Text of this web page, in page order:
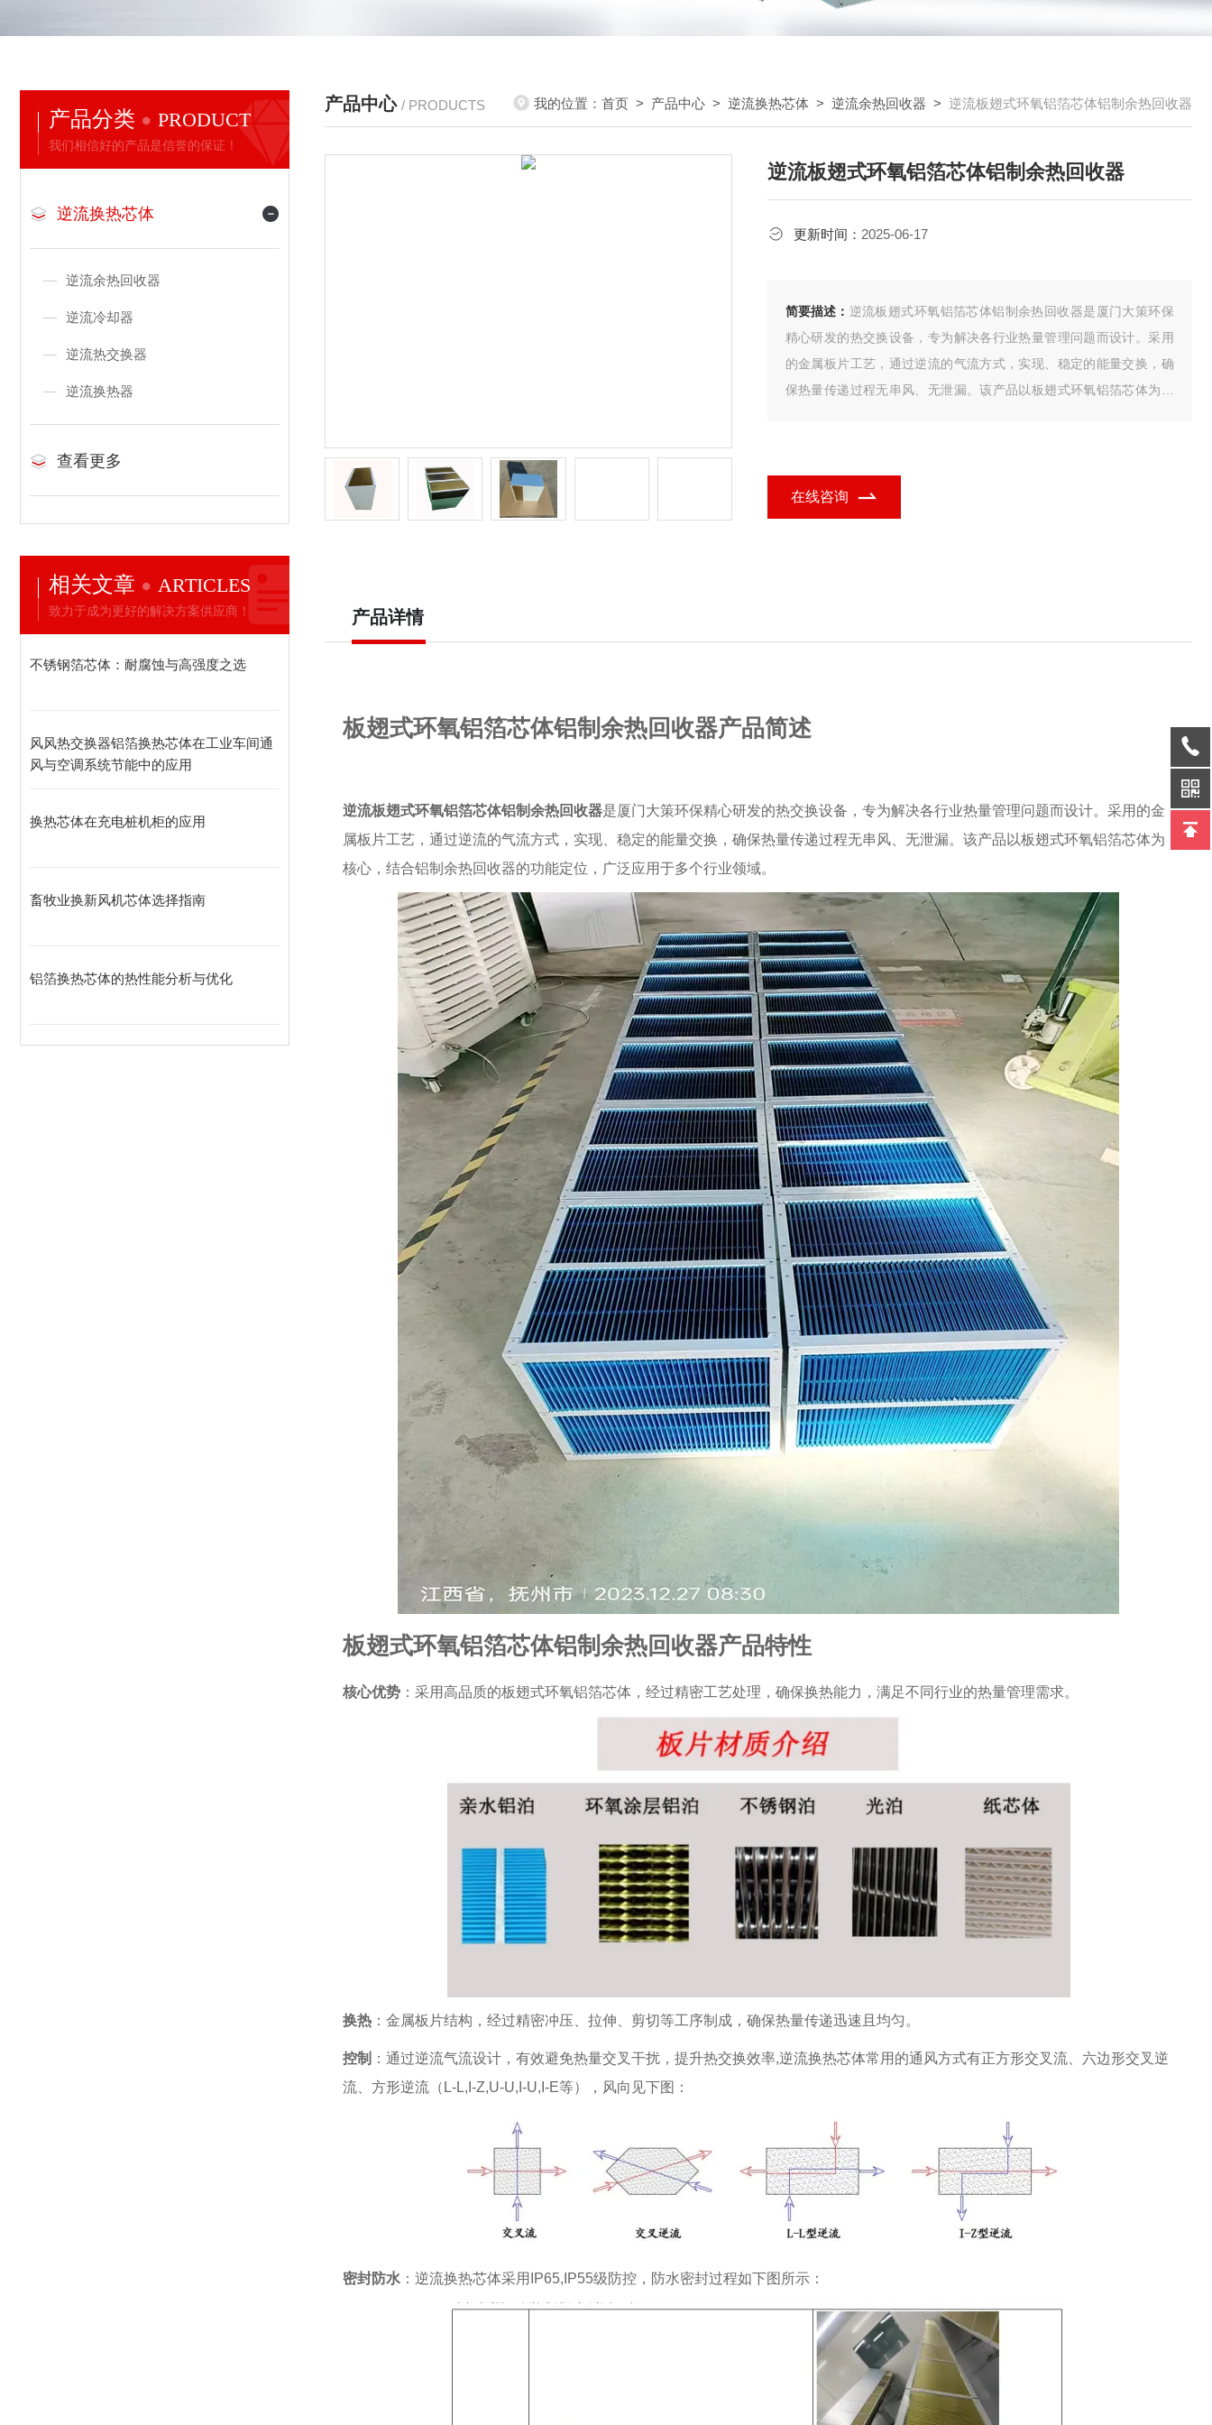
产品分类 PRODUCT
我们相信好的产品是信誉的保证！
逆流换热芯体
逆流余热回收器
逆流冷却器
逆流热交换器
逆流换热器
查看更多
相关文章 ARTICLES
致力于成为更好的解决方案供应商！
不锈钢箔芯体：耐腐蚀与高强度之选
风风热交换器铝箔换热芯体在工业车间通
风与空调系统节能中的应用
换热芯体在充电桩机柜的应用
畜牧业换新风机芯体选择指南
铝箔换热芯体的热性能分析与优化
产品中心 / PRODUCTS 我的位置： 首页 > 产品中心 > 逆流换热芯体 > 逆流余热回收器 > 逆流板翅式环氧铝箔芯体铝制余热回收器
逆流板翅式环氧铝箔芯体铝制余热回收器
更新时间： 2025-06-17
简要描述： 逆流板翅式环氧铝箔芯体铝制余热回收器是厦门大策环保
精心研发的热交换设备，专为解决各行业热量管理问题而设计。采用
的金属板片工艺，通过逆流的气流方式，实现、稳定的能量交换，确
保热量传递过程无串风、无泄漏。该产品以板翅式环氧铝箔芯体为核
在线咨询
产品详情
板翅式环氧铝箔芯体铝制余热回收器产品简述
逆流板翅式环氧铝箔芯体铝制余热回收器是厦门大策环保精心研发的热交换设备，专为解决各行业热量管理问题而设计。采用的金
属板片工艺，通过逆流的气流方式，实现、稳定的能量交换，确保热量传递过程无串风、无泄漏。该产品以板翅式环氧铝箔芯体为
核心，结合铝制余热回收器的功能定位，广泛应用于多个行业领域。
板翅式环氧铝箔芯体铝制余热回收器产品特性
核心优势 ：采用高品质的板翅式环氧铝箔芯体，经过精密工艺处理，确保换热能力，满足不同行业的热量管理需求。
换热 ：金属板片结构，经过精密冲压、拉伸、剪切等工序制成，确保热量传递迅速且均匀。
控制 ：通过逆流气流设计，有效避免热量交叉干扰，提升热交换效率,逆流换热芯体常用的通风方式有正方形交叉流、六边形交叉逆
流、方形逆流（L-L,I-Z,U-U,I-U,I-E等），风向见下图：
密封防水 ：逆流换热芯体采用IP65,IP55级防控，防水密封过程如下图所示：